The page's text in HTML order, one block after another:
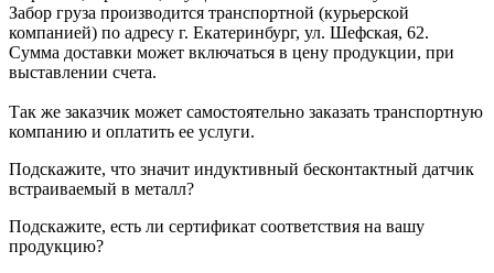
Забор груза производится транспортной (курьерской
компанией) по адресу г. Екатеринбург, ул. Шефская, 62.
Сумма доставки может включаться в цену продукции, при
выставлении счета.
Так же заказчик может самостоятельно заказать транспортную
компанию и оплатить ее услуги.
Подскажите, что значит индуктивный бесконтактный датчик
встраиваемый в металл?
Подскажите, есть ли сертификат соответствия на вашу
продукцию?